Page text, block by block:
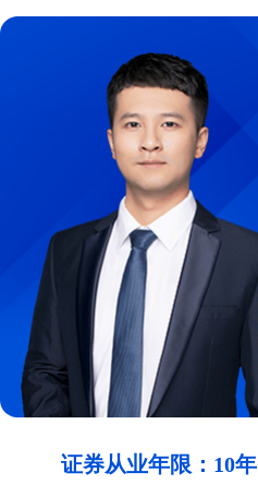
证券从业年限：10年